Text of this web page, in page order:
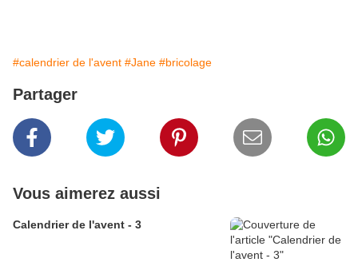
#calendrier de l'avent #Jane #bricolage
Partager
Vous aimerez aussi
Calendrier de l'avent - 3